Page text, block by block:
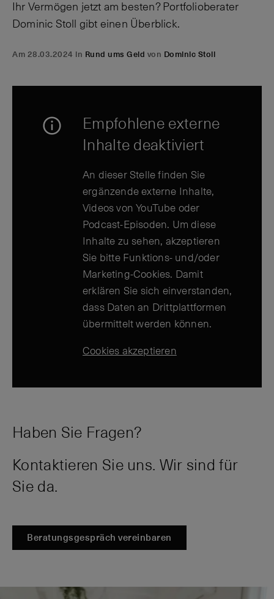
Ihr Vermögen jetzt am besten? Portfolioberater
Dominic Stoll gibt einen Überblick.
Am 28.03.2024 in Rund ums Geld von Dominic Stoll
Empfohlene externe
Inhalte deaktiviert
An dieser Stelle finden Sie
ergänzende externe Inhalte,
Videos von YouTube oder
Podcast-Episoden. Um diese
Inhalte zu sehen, akzeptieren
Sie bitte Funktions- und/oder
Marketing-Cookies. Damit
erklären Sie sich einverstanden,
dass Daten an Drittplattformen
übermittelt werden können.
Cookies akzeptieren
Haben Sie Fragen?
Kontaktieren Sie uns. Wir sind für
Sie da.
Beratungsgespräch vereinbaren